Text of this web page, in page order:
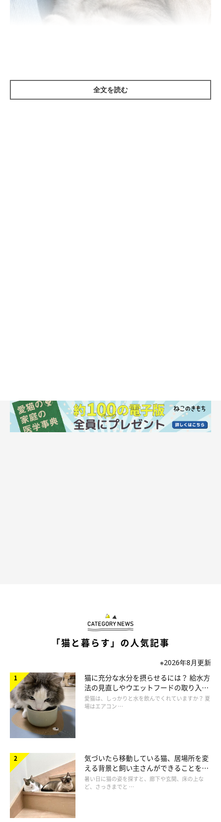
ねこのきもち投稿写真ギャラリー
——猫が痛みを我慢しているとき、どのようなサインを見せるこ
とがありますか？
獣医師：
全文を読む
「猫と暮らす」の人気記事
※2026年8月更新
猫に充分な水分を摂らせるには？ 給水方
法の見直しやウエットフードの取り入れ
方を解説
愛猫は、しっかりと水を飲んでくれていますか？ 夏
場はエアコン …
気づいたら移動している猫、居場所を変
える背景と飼い主さんができることを獣
医師が解説
暑い日に猫の姿を探すと、廊下や玄関、床の上な
ど、さっきまでと …